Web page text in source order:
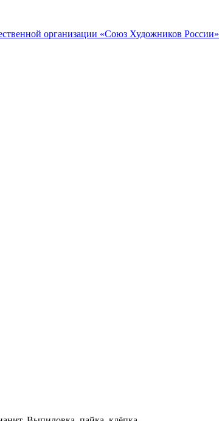
организации «Союз Художников России»